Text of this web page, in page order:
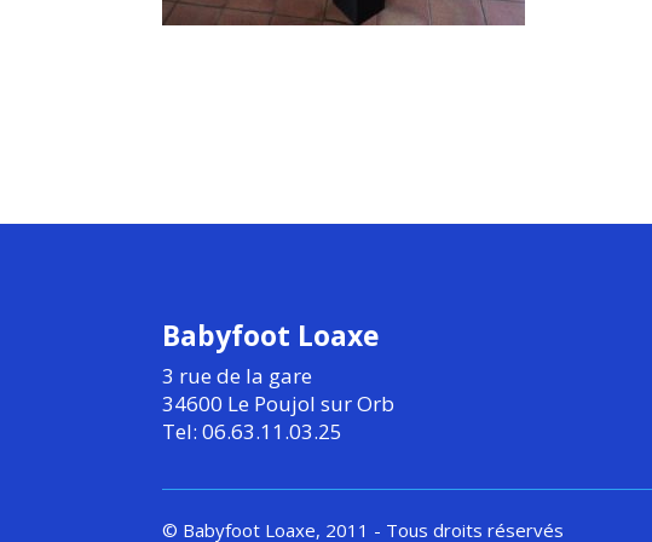
Babyfoot Loaxe
3 rue de la gare
34600 Le Poujol sur Orb
Tel: 06.63.11.03.25
© Babyfoot Loaxe, 2011 - Tous droits réservés